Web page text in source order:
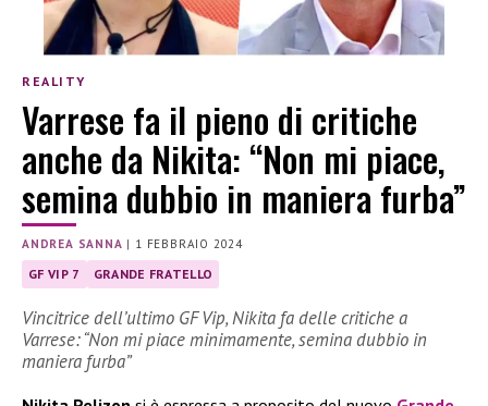
REALITY
Varrese fa il pieno di critiche
anche da Nikita: “Non mi piace,
semina dubbio in maniera furba”
ANDREA SANNA | 1 FEBBRAIO 2024
GF VIP 7 GRANDE FRATELLO
Vincitrice dell’ultimo GF Vip, Nikita fa delle critiche a
Varrese: “Non mi piace minimamente, semina dubbio in
maniera furba”